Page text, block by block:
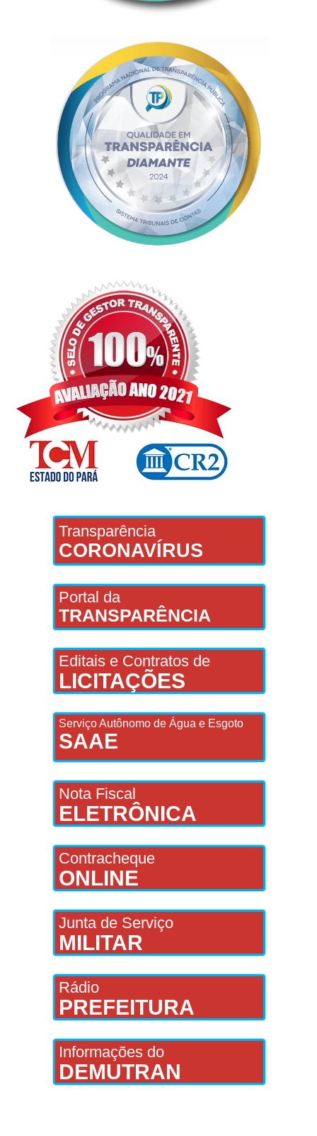
Transparência
CORONAVÍRUS
Portal da
TRANSPARÊNCIA
Editais e Contratos de
LICITAÇÕES
Serviço Autônomo de Água e Esgoto
SAAE
Nota Fiscal
ELETRÔNICA
Contracheque
ONLINE
Junta de Serviço
MILITAR
Rádio
PREFEITURA
Informações do
DEMUTRAN